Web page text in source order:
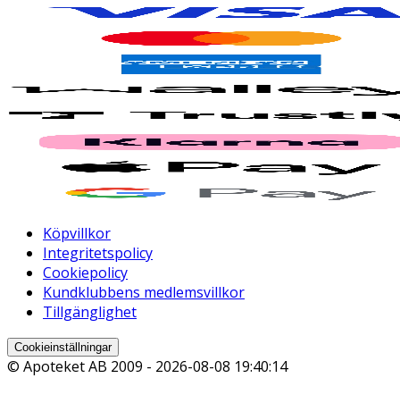
Köpvillkor
Integritetspolicy
Cookiepolicy
Kundklubbens medlemsvillkor
Tillgänglighet
Cookieinställningar
© Apoteket AB 2009 - 2026-08-08 19:40:14